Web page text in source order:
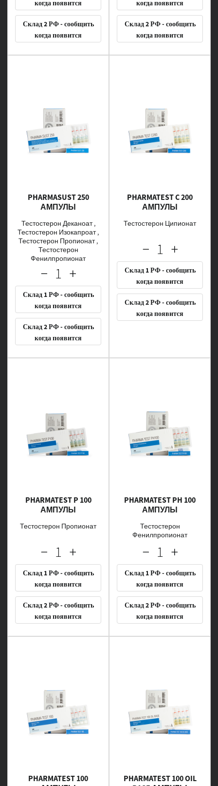
когда появится
Склад 2 РФ - сообщить
когда появится
когда появится
Склад 2 РФ - сообщить
когда появится
PHARMASUST 250
АМПУЛЫ
Тестостерон Деканоат ,
Тестостерон Изокапроат ,
Тестостерон Пропионат ,
Тестостерон
Фенилпропионат
Склад 1 РФ - сообщить
когда появится
Склад 2 РФ - сообщить
когда появится
PHARMATEST C 200
АМПУЛЫ
Тестостерон Ципионат
Склад 1 РФ - сообщить
когда появится
Склад 2 РФ - сообщить
когда появится
PHARMATEST P 100
АМПУЛЫ
Тестостерон Пропионат
Склад 1 РФ - сообщить
когда появится
Склад 2 РФ - сообщить
когда появится
PHARMATEST PH 100
АМПУЛЫ
Тестостерон
Фенилпропионат
Склад 1 РФ - сообщить
когда появится
Склад 2 РФ - сообщить
когда появится
PHARMATEST 100
PHARMATEST 100 OIL